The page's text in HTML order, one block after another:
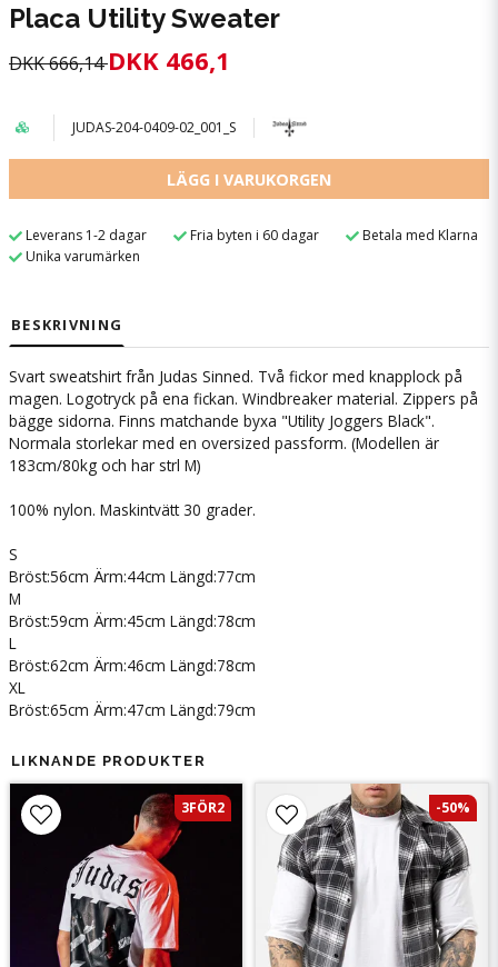
Placa Utility Sweater
DKK 666,14DKK 466,1
JUDAS-204-0409-02_001_S
LÄGG I VARUKORGEN
Leverans 1-2 dagar Fria byten i 60 dagar
Betala med Klarna
Unika varumärken
BESKRIVNING
Svart sweatshirt från Judas Sinned. Två fickor med knapplock på
magen. Logotryck på ena fickan. Windbreaker material. Zippers på
bägge sidorna. Finns matchande byxa "Utility Joggers Black".
Normala storlekar med en oversized passform. (Modellen är
183cm/80kg och har strl M)
100% nylon. Maskintvätt 30 grader.
S
Bröst:56cm Ärm:44cm Längd:77cm
M
Bröst:59cm Ärm:45cm Längd:78cm
L
Bröst:62cm Ärm:46cm Längd:78cm
XL
Bröst:65cm Ärm:47cm Längd:79cm
LIKNANDE PRODUKTER
3FÖR2 -50%